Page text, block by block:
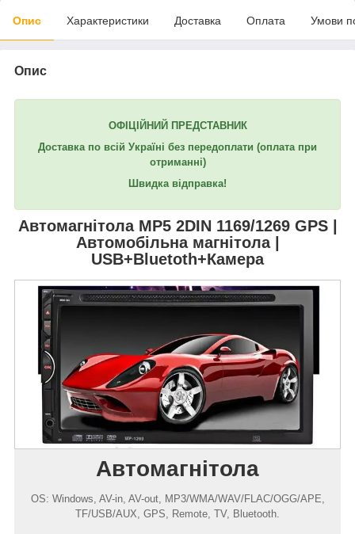
Опис Характеристики Доставка Оплата Умови
Опис
ОФІЦІЙНИЙ ПРЕДСТАВНИК
Доставка по всій Україні без передоплати (оплата при
отриманні)
Швидка відправка!
Автомагнітола MP5 2DIN 1169/1269 GPS|
Автомобільна магнітола |
USB+Bluetoth+Камера
Автомагнітола
OS: Windows, AV-in, AV-out, MP3/WMA/WAV/FLAC/OGG/APE,
TF/USB/AUX, GPS, Remote, TV, Bluetooth.